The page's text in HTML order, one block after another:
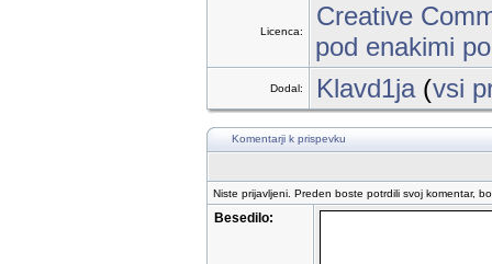
Licenca:
Creative
pod enakimi
Dodal: Klavd1ja(vsi
Komentarji k prispevku
Niste prijavljeni. Preden boste potrdili svoj komentar,
Besedilo: